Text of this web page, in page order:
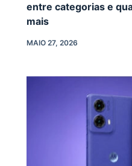
entre categorias e
mais
MAIO 27, 2026